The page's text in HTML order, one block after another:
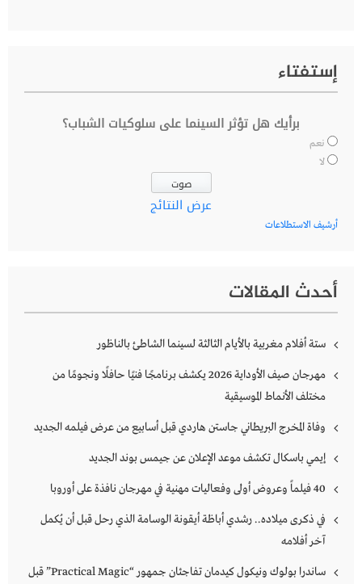
إستفتاء
برأيك هل تؤثر السينما على سلوكيات الشباب؟
نعم
لا
عرض النتائج
أرشيف الاستطلاعات
أحدث المقالات
ستة أفلام مغربية بالأيام الثالثة لسينما الشاطئ بالناظور
مهرجان صيف الأوداية 2026 يكشف برنامجًا فنيًا حافلًا ونجومًا من
مختلف الأنماط الموسيقية
وفاة المخرج البريطاني جاستن هاردي قبل أسابيع من عرض فيلمه الجديد
إيمي باسكال تكشف موعد الإعلان عن جيمس بوند الجديد
40 فيلماً وعروض أولى وفعاليات مهنية في مهرجان نافذة على أوروبا
في ذكرى ميلاده.. رشدي أباظة أيقونة الوسامة الذي رحل قبل أن يُكمل
آخر أفلامه
ساندرا بولوك ونيكول كيدمان تفاجئان جمهور “Practical Magic” قبل